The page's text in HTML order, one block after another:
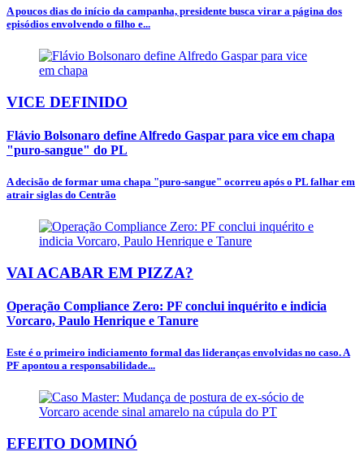
A poucos dias do início da campanha, presidente busca virar a página dos
episódios envolvendo o filho e...
VICE DEFINIDO
Flávio Bolsonaro define Alfredo Gaspar para vice em chapa
"puro-sangue" do PL
A decisão de formar uma chapa "puro-sangue" ocorreu após o PL falhar em
atrair siglas do Centrão
VAI ACABAR EM PIZZA?
Operação Compliance Zero: PF conclui inquérito e indicia
Vorcaro, Paulo Henrique e Tanure
Este é o primeiro indiciamento formal das lideranças envolvidas no caso. A
PF apontou a responsabilidade...
EFEITO DOMINÓ